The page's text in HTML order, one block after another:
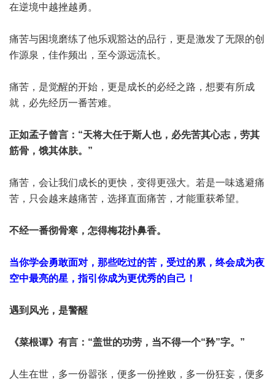
在逆境中越挫越勇。
痛苦与困境磨练了他乐观豁达的品行，更是激发了无限的创
作源泉，佳作频出，至今源远流长。
痛苦，是觉醒的开始，更是成长的必经之路，想要有所成
就，必先经历一番苦难。
正如孟子曾言：“天将大任于斯人也，必先苦其心志，劳其
筋骨，饿其体肤。”
痛苦，会让我们成长的更快，变得更强大。若是一味逃避痛
苦，只会越来越痛苦，选择直面痛苦，才能重获希望。
不经一番彻骨寒，怎得梅花扑鼻香。
当你学会勇敢面对，那些吃过的苦，受过的累，终会成为夜
空中最亮的星，指引你成为更优秀的自己！
遇到风光，是警醒
《菜根谭》有言：“盖世的功劳，当不得一个“矜”字。”
人生在世，多一份嚣张，便多一份挫败，多一份狂妄，便多